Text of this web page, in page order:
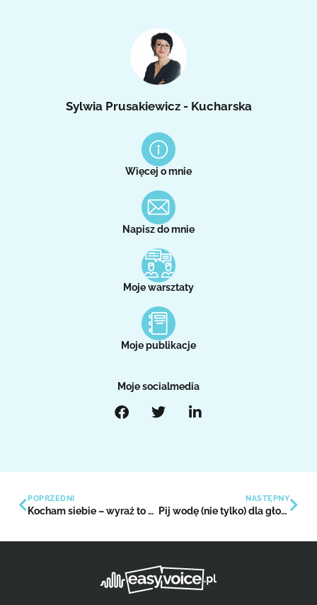
Sylwia Prusakiewicz - Kucharska
Więcej o mnie
Napisz do mnie
Moje warsztaty
Moje publikacje
Moje socialmedia
POPRZEDNI
Kocham siebie – wyraź to głosem
NASTĘPNY
Pij wodę (nie tylko) dla głosu